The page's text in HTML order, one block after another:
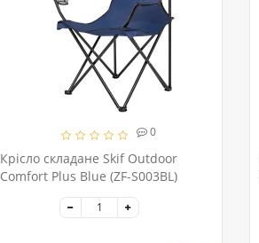
0
Крісло складане Skif Outdoor
Comfort Plus Blue (ZF-S003BL)